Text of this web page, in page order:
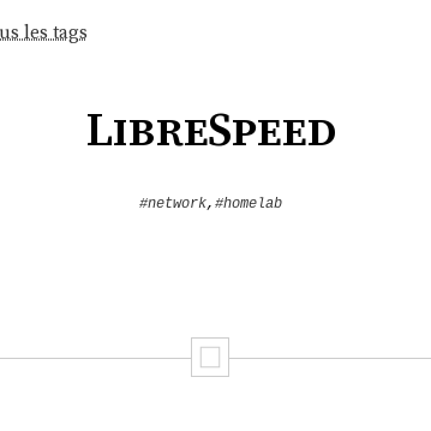
les tags
LibreSpeed
#network, #homelab